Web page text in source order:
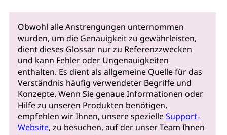
Obwohl alle Anstrengungen unternommen
wurden, um die Genauigkeit zu gewährleisten,
dient dieses Glossar nur zu Referenzzwecken
und kann Fehler oder Ungenauigkeiten
enthalten. Es dient als allgemeine Quelle für das
Verständnis häufig verwendeter Begriffe und
Konzepte. Wenn Sie genaue Informationen oder
Hilfe zu unseren Produkten benötigen,
empfehlen wir Ihnen, unsere spezielleSupport-
Website, zu besuchen, auf der unser Team Ihnen